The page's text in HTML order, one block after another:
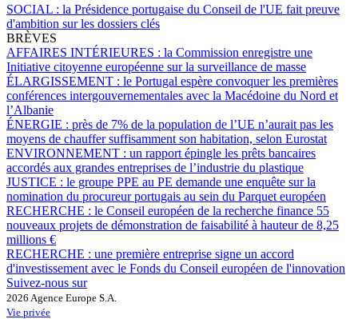
SOCIAL : la Présidence portugaise du Conseil de l'UE fait preuve
d'ambition sur les dossiers clés
BRÈVES
AFFAIRES INTÉRIEURES : la Commission enregistre une
Initiative citoyenne européenne sur la surveillance de masse
ÉLARGISSEMENT : le Portugal espère convoquer les premières
conférences intergouvernementales avec la Macédoine du Nord et
l’Albanie
ÉNERGIE : près de 7% de la population de l’UE n’aurait pas les
moyens de chauffer suffisamment son habitation, selon Eurostat
ENVIRONNEMENT : un rapport épingle les prêts bancaires
accordés aux grandes entreprises de l’industrie du plastique
JUSTICE : le groupe PPE au PE demande une enquête sur la
nomination du procureur portugais au sein du Parquet européen
RECHERCHE : le Conseil européen de la recherche finance 55
nouveaux projets de démonstration de faisabilité à hauteur de 8,25
millions €
RECHERCHE : une première entreprise signe un accord
d'investissement avec le Fonds du Conseil européen de l'innovation
Suivez-nous sur
2026 Agence Europe S.A.
Vie privée